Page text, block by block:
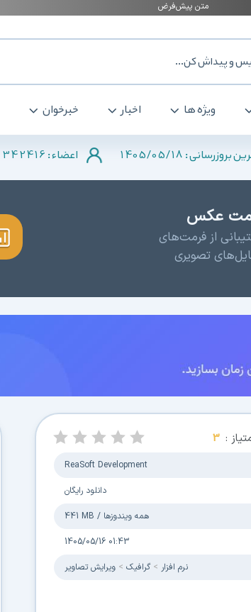
ویژه ها اخبار خبرخوان
بروزرسانی : 1405/05/18 اعضاء : 342416
از فرمت‌های
تصویری
:
3
ReaSoft Development
دانلود رایگان
441 MB / همه ویندوزها
1405/05/16 01:43
نرم افزار گرافیک ویرایش تصاویر